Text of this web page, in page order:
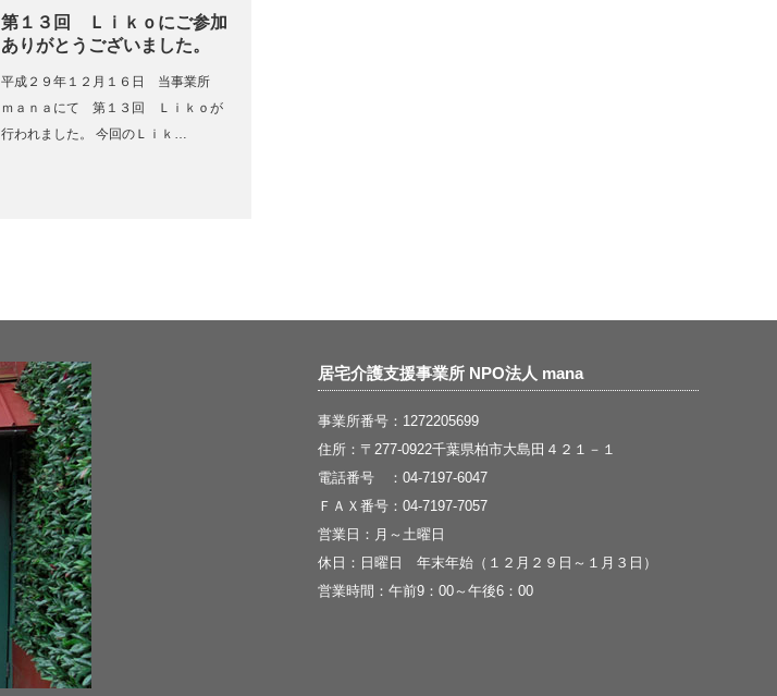
第１３回 Ｌｉｋｏにご参加
ありがとうございました。
平成２９年１２月１６日 当事業所
ｍａｎａにて 第１３回 Ｌｉｋｏが
行われました。 今回のＬｉｋ…
居宅介護支援事業所 NPO法人 mana
事業所番号：1272205699
住所：〒277-0922千葉県柏市大島田４２１－１
電話番号 ：04-7197-6047
ＦＡＸ番号：04-7197-7057
営業日：月～土曜日
休日：日曜日 年末年始（１２月２９日～１月３日）
営業時間：午前9：00～午後6：00